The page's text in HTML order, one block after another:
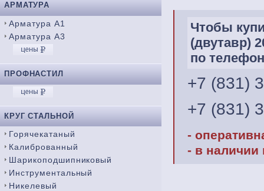
АРМАТУРА
Арматура А1
Арматура А3
ПРОФНАСТИЛ
КРУГ СТАЛЬНОЙ
Горячекатаный
Калиброванный
Шарикоподшипниковый
Инструментальный
Никелевый
Чтобы
(двутавр)
по
+7 (831)
+7 (831)
-
- в наличии